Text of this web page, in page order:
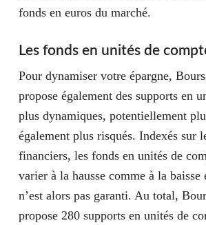
fonds en euros du marché.
Les fonds en unités de
Pour dynamiser votre épargne,
propose également des supports en
plus dynamiques, potentiellement
également plus risqués. Indexés sur
financiers, les fonds en unités de
varier à la hausse comme à la
n’est alors pas garanti. Au total,
propose 280 supports en unités de